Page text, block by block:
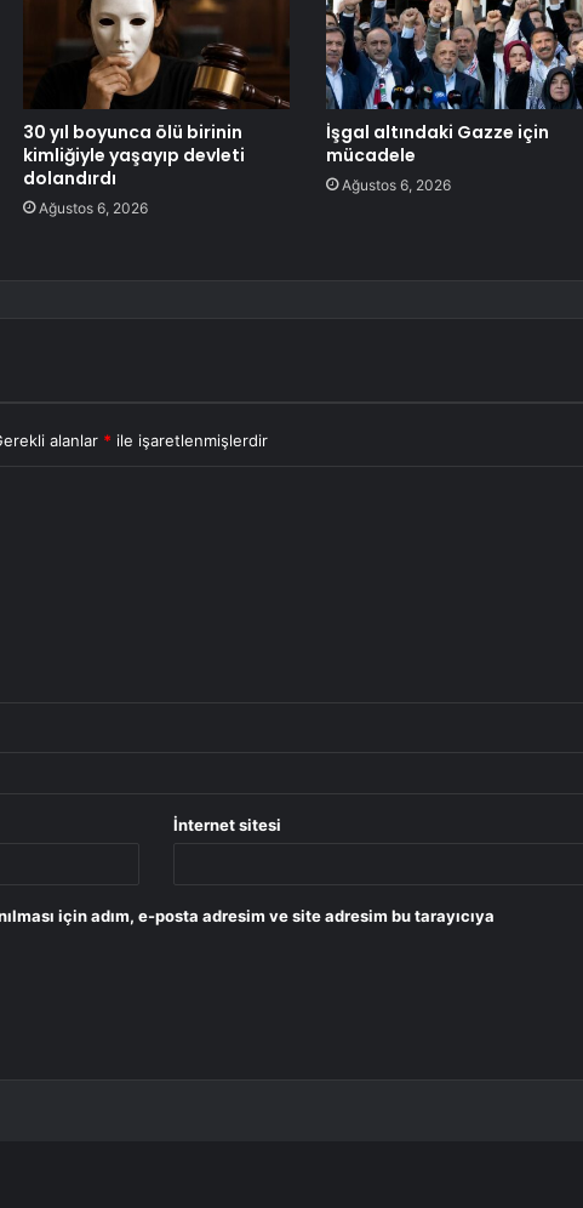
30 yıl boyunca ölü birinin
kimliğiyle yaşayıp devleti
dolandırdı
Ağustos 6, 2026
İşgal altındaki Gazze için
mücadele
Ağustos 6, 2026
alanlar * ile işaretlenmişlerdir
İnternet sitesi
için adım, e-posta adresim ve site adresim bu tarayıcıya